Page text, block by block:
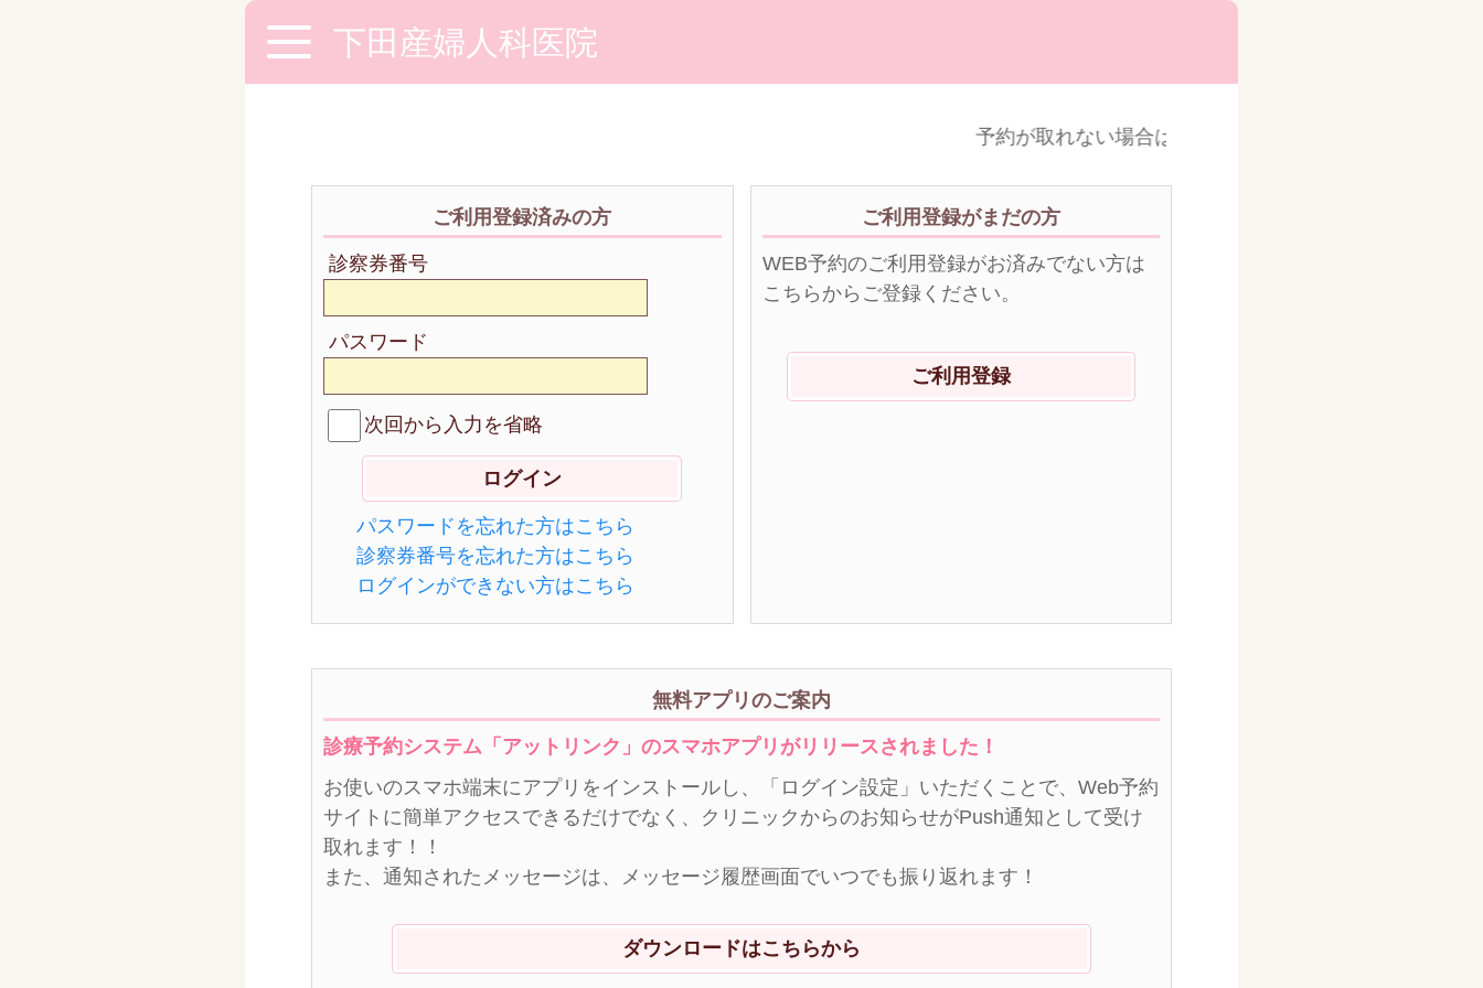
下田産婦人科医院
予約が取れない場合はお問い合わせ下さい。尚、診察
ご利用登録済みの方
診察券番号
パスワード
次回から入力を省略
パスワードを忘れた方はこちら
診察券番号を忘れた方はこちら
ログインができない方はこちら
ご利用登録がまだの方
WEB予約のご利用登録がお済みでない方は
こちらからご登録ください。
ご利用登録
無料アプリのご案内
診療予約システム「アットリンク」のスマホアプリがリリースされました！
お使いのスマホ端末にアプリをインストールし、「ログイン設定」いただくことで、Web予約
サイトに簡単アクセスできるだけでなく、クリニックからのお知らせがPush通知として受け
取れます！！
また、通知されたメッセージは、メッセージ履歴画面でいつでも振り返れます！
ダウンロードはこちらから